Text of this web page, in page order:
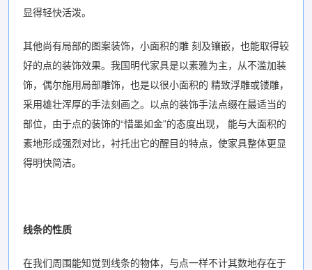
显得轻快活泼。
其他尚有局部的图案装饰，小面积的雕 刻及镶嵌，也能取得较
好的点的装饰效果。我国明代家具是以素雅为主，从不滥加装
饰，偶尔施用局部雕饰，也是以很小面积的 精致浮雕或镂雕，
采用雄壮浑厚的手法刻画之。以点的装饰手法点缀在最适当的
部位，由于点的装饰的“惜墨如金”的态度出现， 能与大面积的
素地形成强烈对比，衬托出它的醒目的特点，使家具整体更显
得明快简洁。
线条的性质
在我们周围能知觉到线条的物体，与点一样不计其数地存在于